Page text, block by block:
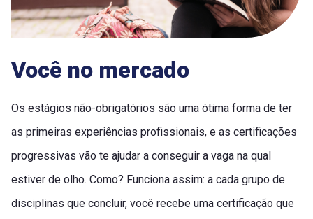
Você no mercado
Os estágios não-obrigatórios são uma ótima forma de ter
as primeiras experiências profissionais, e as certificações
progressivas vão te ajudar a conseguir a vaga na qual
estiver de olho. Como? Funciona assim: a cada grupo de
disciplinas que concluir, você recebe uma certificação que